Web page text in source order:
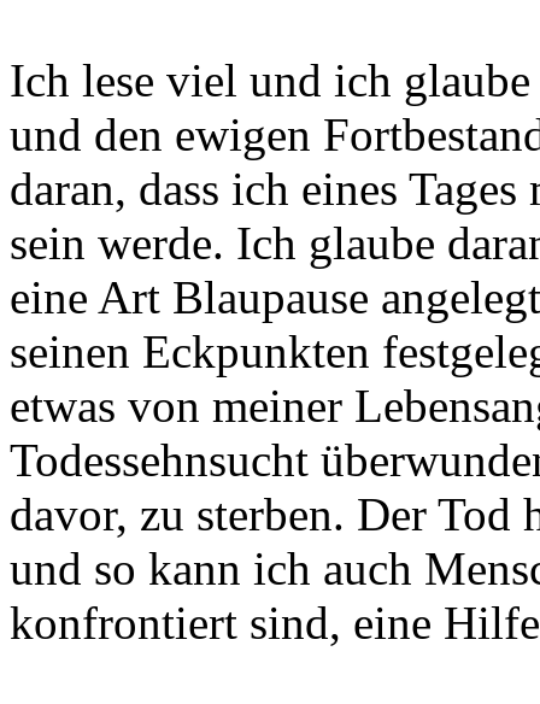
Ich lese viel und ich
und den ewigen
daran, dass ich eines
sein werde. Ich glaube
eine Art Blaupause
seinen Eckpunkten
etwas von meiner
Todessehnsucht
davor, zu sterben. Der Tod
und so kann ich auch
konfrontiert sind, eine